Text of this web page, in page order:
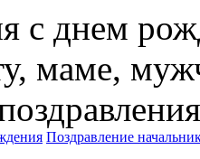
Поздравление